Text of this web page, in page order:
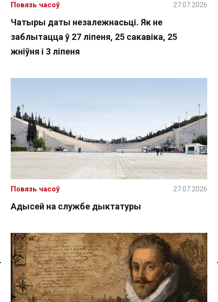
Спасылка без VPN
Чатыры даты незалежнасьці. Як не
заблытацца ў 27 ліпеня, 25 сакавіка, 25
жніўня і 3 ліпеня
Повязь часоў 27.07.2026
Адысей на службе дыктатуры
Повязь часоў 27.07.2026